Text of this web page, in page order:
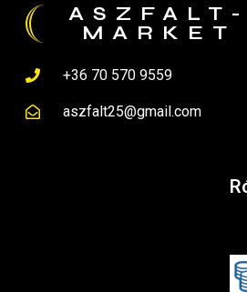
ASZFALT-
MARKET
+36 70 570 9559
aszfalt25@gmail.com